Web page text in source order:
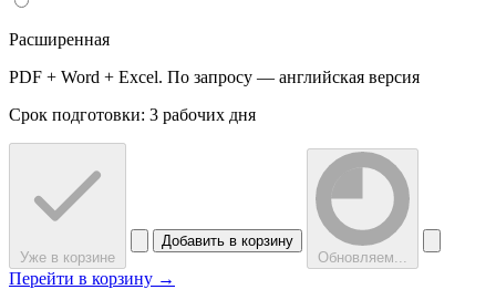
Расширенная
PDF + Word + Excel. По запросу — английская версия
Срок подготовки: 3 рабочих дня
Уже в корзине
Добавить в корзину
Обновляем...
Перейти в корзину →